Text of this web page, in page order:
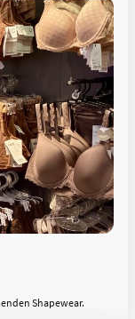
Shapewear.